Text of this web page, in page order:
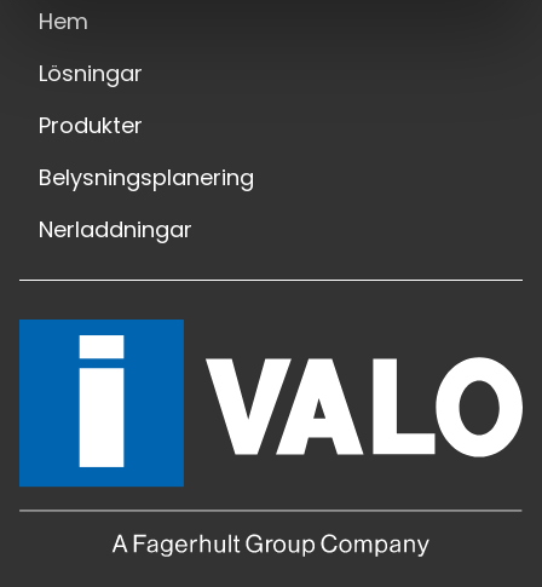
Hem
Lösningar
Produkter
Belysningsplanering
Nerladdningar